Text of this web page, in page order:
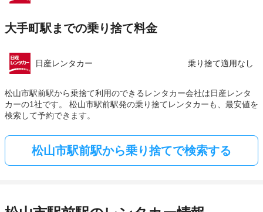
大手町駅までの乗り捨て料金
日産レンタカー 乗り捨て適用なし
松山市駅前駅から乗捨て利用のできるレンタカー会社は日産レンタ
カーの1社です。 松山市駅前駅発の乗り捨てレンタカーも、最安値を
検索して予約できます。
松山市駅前駅から乗り捨てで検索する